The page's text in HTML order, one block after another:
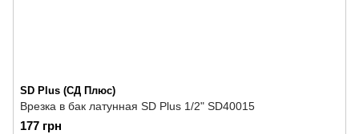
SD Plus (СД Плюс)
Врезка в бак латунная SD Plus 1/2" SD40015
177 грн